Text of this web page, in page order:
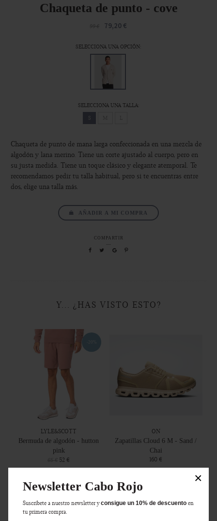
Newsletter Cabo Rojo
Suscríbete a nuestro newsletter yconsigue un 10% de descuentoen
tu primera compra.
×
Chaqueta de punto - cove
79,20 €
SELECCIONA UNA OPCIÓN:
SELECCIONA UNA TALLA:
S
Chaqueta de punto de mana larga confeccionada en una mezcla de
algodón y lana merino. Tiene un corte ajustado al cuerpo, pero en
su justa medida. Tiene un toque clásico y elegante atemporal. Te
recomendamos pedir tu talla habitual, pero si te encuentras entre
dos, elige una talla más.
AÑADIR A MI COMPRA
COMPARTIR
Y... ¿HAS VISTO ESTO?
LYLE&SCOTT
Bermuda de algodón - hutton
pink
52 €
ON
Zapatillas Cloud 6 M - Sand /
Chai
160 €